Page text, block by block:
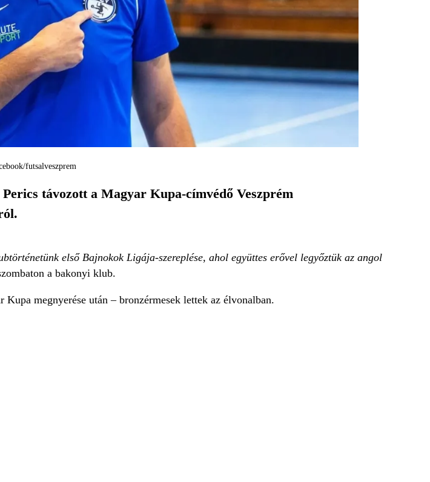
futsalveszprem
távozott a Magyar Kupa-címvédő Veszprém
első Bajnokok Ligája-szereplése, ahol együttes erővel legyőztük az angol
a bakonyi klub.
megnyerése után – bronzérmesek lettek az élvonalban.